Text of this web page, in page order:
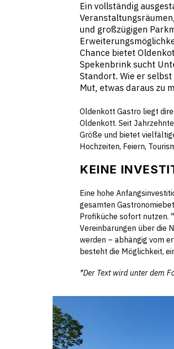
Ein vollständig
und großzügigen
Chance bietet
Spekenbrink sucht
Standort. Wie er
Mut, etwas daraus zu
Oldenkott Gastro liegt
Oldenkott. Seit
Größe und bietet
Hochzeiten, Feiern,
KEINE
Eine hohe
gesamten
Profiküche sofort nutzen.
Vereinbarungen über die
werden – abhängig vom
besteht die Möglichkeit,
*Der Text wird unter dem